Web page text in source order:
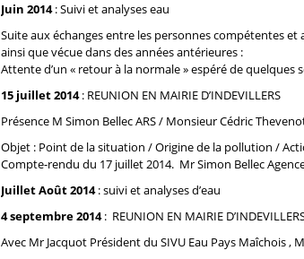
Juin 2014: Suivi et analyses eau
Suite aux échanges entre les personnes compétentes
ainsi que vécue dans des années antérieures :
Attente d’un « retour à la normale » espéré de quelques
15 juillet 2014: REUNION EN MAIRIE D’INDEVILLERS
Présence M Simon Bellec ARS / Monsieur Cédric
Objet : Point de la situation / Origine de la pollution /
Compte-rendu du 17 juillet 2014. Mr Simon Bellec
Juillet Août 2014: suivi et analyses d’eau
4 septembre 2014: REUNION EN MAIRIE
Avec Mr Jacquot Président du SIVU Eau Pays Maîchois ,